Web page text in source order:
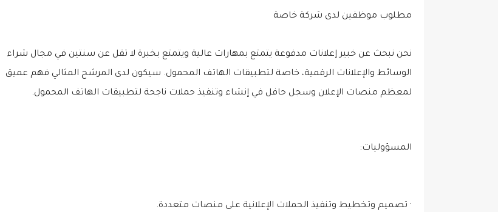
مطلوب موظفين لدى شركة خاصة
نحن نبحث عن خبير إعلانات مدفوعة يتمتع بمهارات عالية ويتمتع بخبرة لا تقل عن سنتين في مجال شراء
الوسائط والإعلانات الرقمية، خاصة لتطبيقات الهاتف المحمول. سيكون لدى المرشح المثالي فهم عميق
لمعظم منصات الإعلان وسجل حافل في إنشاء وتنفيذ حملات ناجحة لتطبيقات الهاتف المحمول.
المسؤوليات:
· تصميم وتخطيط وتنفيذ الحملات الإعلانية على منصات متعددة.